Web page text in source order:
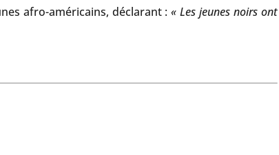
afro-américains, déclarant :« Les jeunes noirs ont